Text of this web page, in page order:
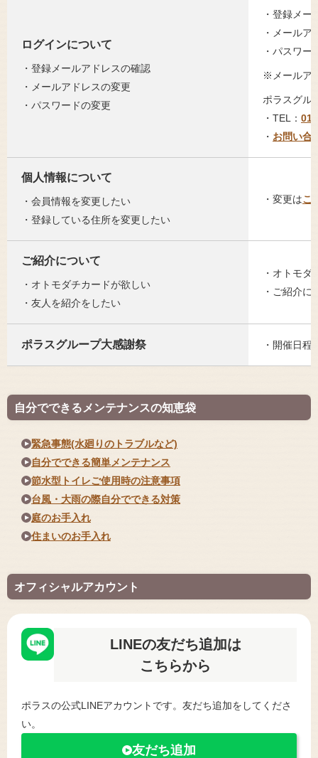
ログインについて
・登録メールアドレスの確認
・メールアドレスの変更
・パスワードの変更
・登録メー
・メール
・パスワー
※メールア
ポラスグル
・TEL：
・ お問い合
個人情報について
・会員情報を変更したい
・登録している住所を変更したい
・変更はこ
ご紹介について
・オトモダチカードが欲しい
・友人を紹介をしたい
・オトモダ
・ご紹介に
ポラスグループ大感謝祭 ・開催日程
自分でできるメンテナンスの知恵袋
緊急事態(水廻りのトラブルなど)
自分でできる簡単メンテナンス
節水型トイレご使用時の注意事項
台風・大雨の際自分でできる対策
庭のお手入れ
住まいのお手入れ
オフィシャルアカウント
LINEの友だち追加は
こちらから
ポラスの公式LINEアカウントです。友だち追加をしてくださ
い。
友だち追加